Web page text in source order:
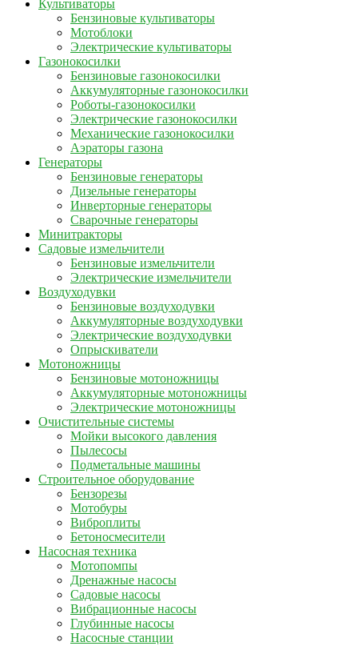
Культиваторы
Бензиновые культиваторы
Мотоблоки
Электрические культиваторы
Газонокосилки
Бензиновые газонокосилки
Аккумуляторные газонокосилки
Роботы-газонокосилки
Электрические газонокосилки
Механические газонокосилки
Аэраторы газона
Генераторы
Бензиновые генераторы
Дизельные генераторы
Инверторные генераторы
Сварочные генераторы
Минитракторы
Садовые измельчители
Бензиновые измельчители
Электрические измельчители
Воздуходувки
Бензиновые воздуходувки
Аккумуляторные воздуходувки
Электрические воздуходувки
Опрыскиватели
Мотоножницы
Бензиновые мотоножницы
Аккумуляторные мотоножницы
Электрические мотоножницы
Очистительные системы
Мойки высокого давления
Пылесосы
Подметальные машины
Строительное оборудование
Бензорезы
Мотобуры
Виброплиты
Бетоносмесители
Насосная техника
Мотопомпы
Дренажные насосы
Садовые насосы
Вибрационные насосы
Глубинные насосы
Насосные станции